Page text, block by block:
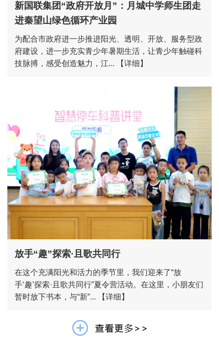
新国联集团“政府开放月”：月城中学师生团走
进秦望山绿色循环产业园
为配合市政府进一步推进阳光、透明、开放、服务型政
府建设，进一步充实青少年暑期生活，让青少年触碰科
技脉搏，感受创造魅力，江...
【详细】
放手“趣”探索·且歌共同行
在这个充满阳光和活力的季节里，我们迎来了“放
手‘趣’探索·且歌共同行”夏令营活动。在这里，小朋友们
暂时放下书本，与“新”...
【详细】